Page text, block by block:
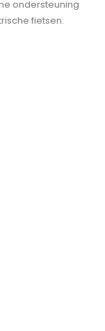
ondersteuning
fietsen.